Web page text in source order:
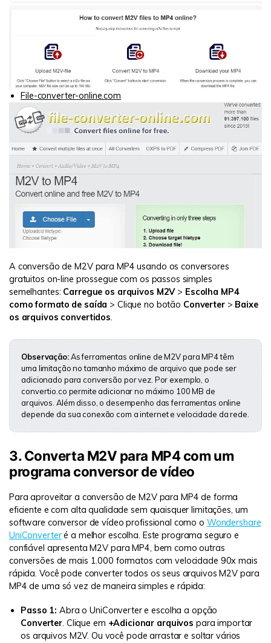
File-converter-online.com
A conversão de M2V para MP4 usando os conversores
gratuitos on-line prossegue com os passos simples
semelhantes: Carregue os arquivos M2V> Escolha MP4
como formato de saída > Clique no botão Converter> Baixe
os arquivos convertidos
Observação:As ferramentas online de M2V para MP4 têm
uma limitação no tamanho máximo de arquivo que pode ser
adicionado para conversão por vez. Por exemplo, o
convertio.co permite adicionar no máximo 100 MB de
arquivos. Além disso, o desempenho das ferramentas online
depende da sua conexão com a internet e velocidade da rede.
3. Converta M2V para MP4 com um
programa conversor de vídeo
Para aproveitar a conversão de M2V para MP4 de forma
eficiente e com alta qualidade sem quaisquer limitações, um
software conversor de vídeo profissional como o Wondershare
UniConverteré a melhor escolha. Este programa seguro e
confiável apresenta M2V para MP4, bem como outras
conversões de mais 1.000 formatos com velocidade 90x mais
rápida. Você pode converter todos os seus arquivos M2V para
MP4 de uma só vez de maneira simples e rápida:
Passo 1: Abra o UniConverter e escolha a opção
Converter. Clique em +Adicionar arquivos para importar
os arquivos M2V. Ou você pode arrastar e soltar vários